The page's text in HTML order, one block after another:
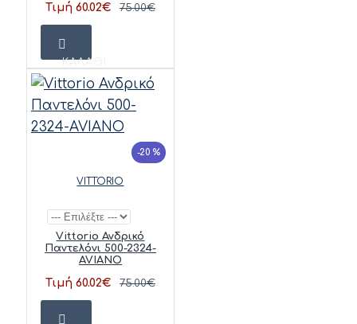
Τιμή 60.02€ 75.00€
ΚΑΛΆΘΙ
-20 %
VITTORIO
Vittorio Ανδρικό
Παντελόνι 500-2324-
AVIANO
Τιμή 60.02€ 75.00€